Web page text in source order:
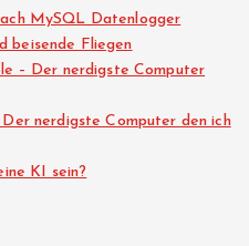
MySQL Datenlogger
beisende Fliegen
– Der nerdigste Computer
nerdigste Computer den ich
KI sein?